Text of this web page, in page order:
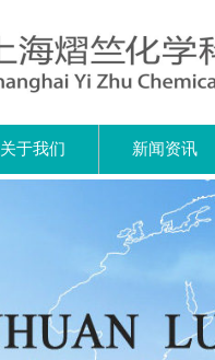
关于我们 新闻资讯